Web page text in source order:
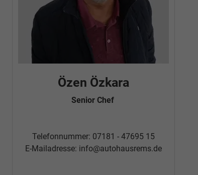
Özen Özkara
Senior Chef
Telefonnummer: 07181 - 47695 15
E-Mailadresse: info@autohausrems.de